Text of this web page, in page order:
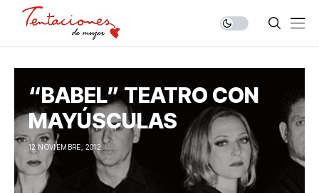
“BABEL” TEATRO CON
MAYÚSCULAS
12 NOVIEMBRE, 2012